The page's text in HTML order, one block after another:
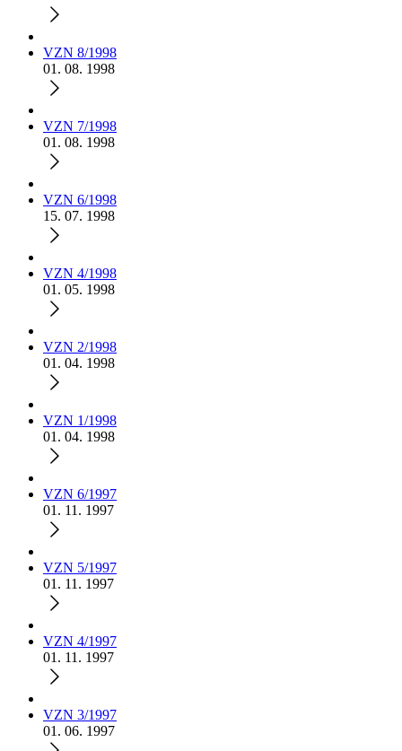
VZN 8/1998
01. 08. 1998
VZN 7/1998
01. 08. 1998
VZN 6/1998
15. 07. 1998
VZN 4/1998
01. 05. 1998
VZN 2/1998
01. 04. 1998
VZN 1/1998
01. 04. 1998
VZN 6/1997
01. 11. 1997
VZN 5/1997
01. 11. 1997
VZN 4/1997
01. 11. 1997
VZN 3/1997
01. 06. 1997